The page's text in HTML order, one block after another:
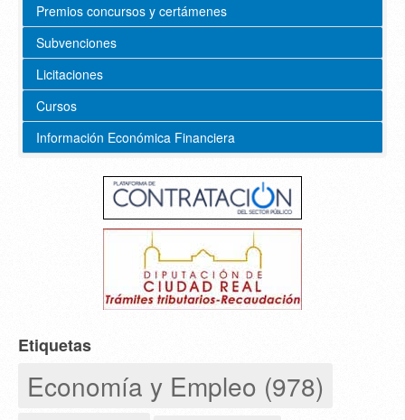
Premios concursos y certámenes
Subvenciones
Licitaciones
Cursos
Información Económica Financiera
Etiquetas
Economía y Empleo (978)